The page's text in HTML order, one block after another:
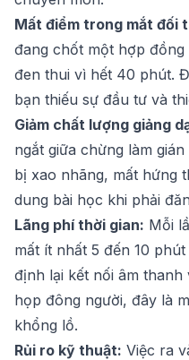
Mất điểm trong mắt đối
đang chốt một hợp
đen thui vì hết 40 phút.
bạn thiếu sự đầu tư và
Giảm chất lượng giảng
ngắt giữa chừng làm
bị xao nhãng, mất hứng
dung bài học khi phải
Lãng phí thời gian: Mỗi
mất ít nhất 5 đến 10
định lại kết nối âm
họp đông người, đây là
khổng lồ.
Rủi ro kỹ thuật: Việc ra